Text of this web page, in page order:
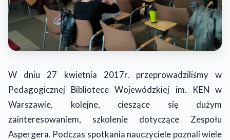
W dniu 27 kwietnia 2017r. przeprowadziliśmy w
Pedagogicznej Bibliotece Wojewódzkiej im. KEN w
Warszawie, kolejne, cieszące się dużym
zainteresowaniem, szkolenie dotyczące Zespołu
Aspergera. Podczas spotkania nauczyciele poznali wiele